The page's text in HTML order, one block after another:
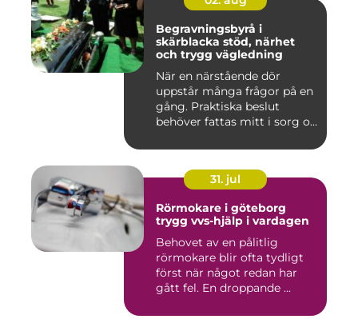
Begravningsbyrå i
skärblacka stöd, närhet
och trygg vägledning
När en närstående dör
uppstår många frågor på en
gång. Praktiska beslut
behöver fattas mitt i sorg o...
31. jul
Rörmokare i göteborg
trygg vvs-hjälp i vardagen
Behovet av en pålitlig
rörmokare blir ofta tydligt
först när något redan har
gått fel. En droppande ...